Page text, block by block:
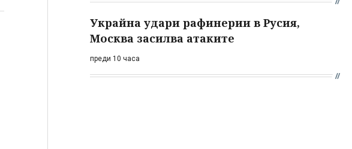
Украйна удари рафинерии в Русия,
Москва засилва атаките
преди 10 часа